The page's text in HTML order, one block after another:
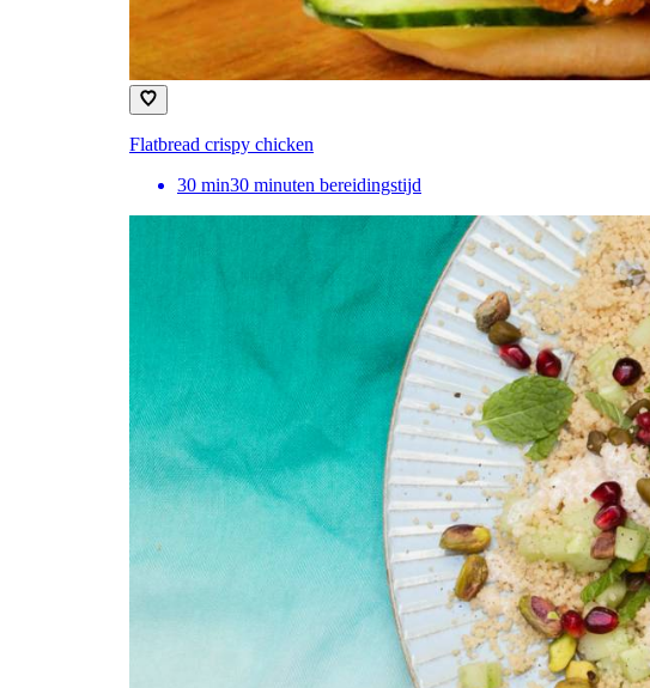
Flatbread crispy chicken
30 min30 minuten bereidingstijd